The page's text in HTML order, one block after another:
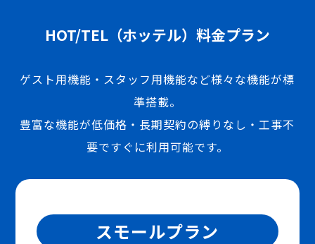
HOT/TEL（ホッテル）料金プラン
ゲスト用機能・スタッフ用機能など様々な機能が標
準搭載。
豊富な機能が低価格・長期契約の縛りなし・工事不
要ですぐに利用可能です。
スモールプラン